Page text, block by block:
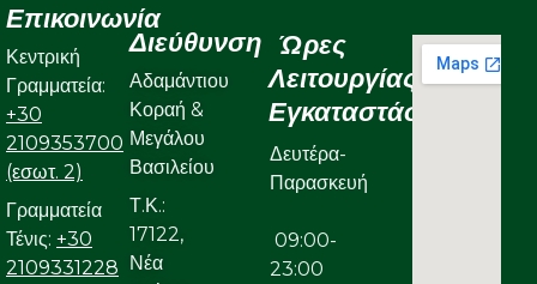
Επικοινωνία
Κεντρική
Γραμματεία:
+30
2109353700
(εσωτ. 2)
Γραμματεία
Τένις: +30
2109331228
Διεύθυνση
Αδαμάντιου
Κοραή &
Μεγάλου
Βασιλείου
Τ.Κ.:
17122,
Νέα
Ώρες
Λειτουργίας
Εγκαταστάσεων
Δευτέρα-
Παρασκευή
09:00-
23:00